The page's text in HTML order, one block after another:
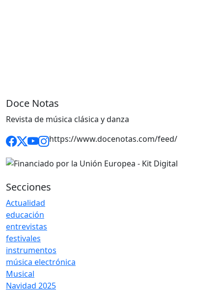
Doce Notas
Revista de música clásica y danza
https://www.docenotas.com/feed/
Secciones
Actualidad
educación
entrevistas
festivales
instrumentos
música electrónica
Musical
Navidad 2025